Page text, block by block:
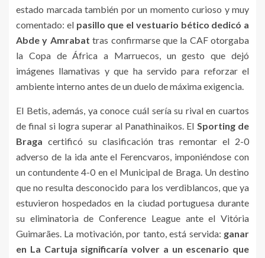
estado marcada también por un momento curioso y muy
comentado: el pasillo que el vestuario bético dedicó a
Abde y Amrabat tras confirmarse que la CAF otorgaba
la Copa de África a Marruecos, un gesto que dejó
imágenes llamativas y que ha servido para reforzar el
ambiente interno antes de un duelo de máxima exigencia.
El Betis, además, ya conoce cuál sería su rival en cuartos
de final si logra superar al Panathinaikos. El Sporting de
Braga certificó su clasificación tras remontar el 2-0
adverso de la ida ante el Ferencvaros, imponiéndose con
un contundente 4-0 en el Municipal de Braga. Un destino
que no resulta desconocido para los verdiblancos, que ya
estuvieron hospedados en la ciudad portuguesa durante
su eliminatoria de Conference League ante el Vitória
Guimarães. La motivación, por tanto, está servida: ganar
en La Cartuja significaría volver a un escenario que